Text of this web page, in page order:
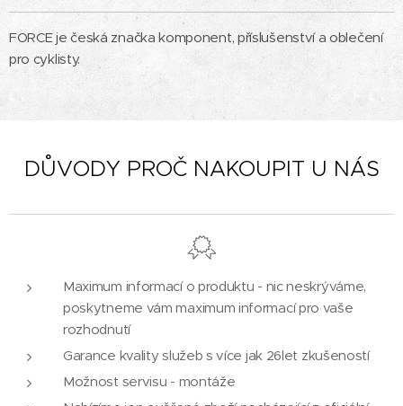
FORCE je česká značka komponent, příslušenství a oblečení
pro cyklisty.
DŮVODY PROČ NAKOUPIT U NÁS
Maximum informací o produktu - nic neskrýváme,
poskytneme vám maximum informací pro vaše
rozhodnutí
Garance kvality služeb s více jak 26let zkušeností
Možnost servisu - montáže